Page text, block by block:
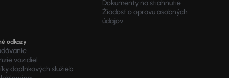
Dokumenty na stiahnutie
Žiadosť o opravu osobných
údajov
odkazy
vozidiel
doplnkových služieb